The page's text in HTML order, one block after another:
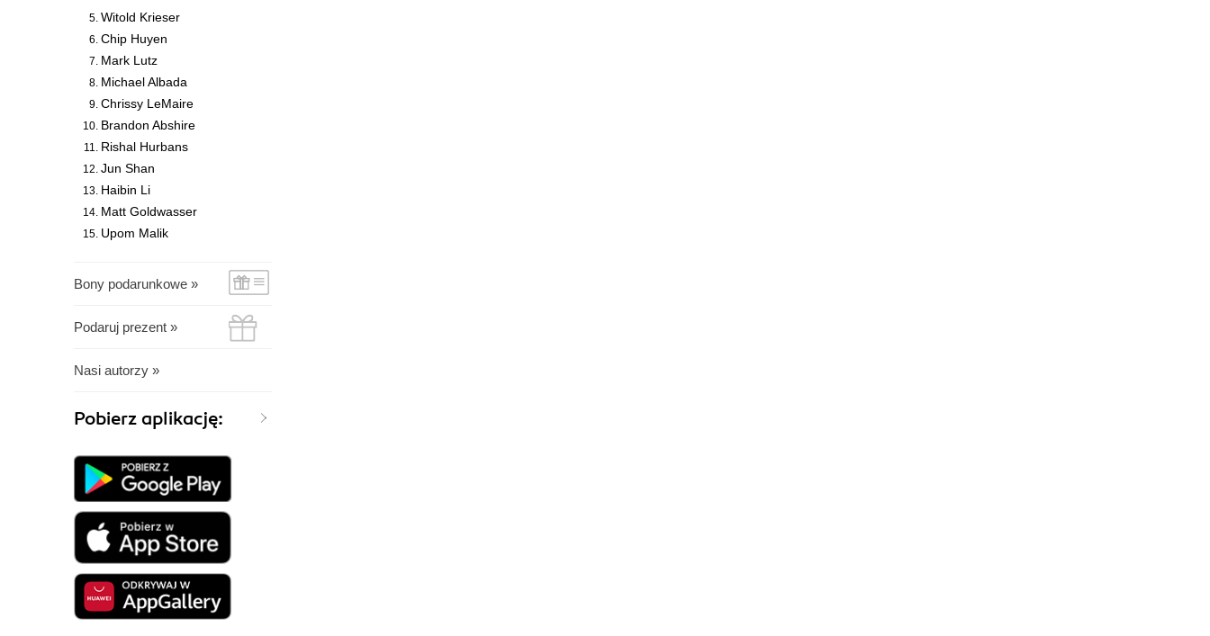
Witold Krieser
Chip Huyen
Mark Lutz
Michael Albada
Chrissy LeMaire
Brandon Abshire
Rishal Hurbans
Jun Shan
Haibin Li
Matt Goldwasser
Upom Malik
Bony podarunkowe »
Podaruj prezent »
Nasi autorzy »
Pobierz aplikację: